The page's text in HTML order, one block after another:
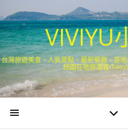
VIVIYU
台灣旅遊美食、人氣景點、最新餐廳、各
桃園在地部落客